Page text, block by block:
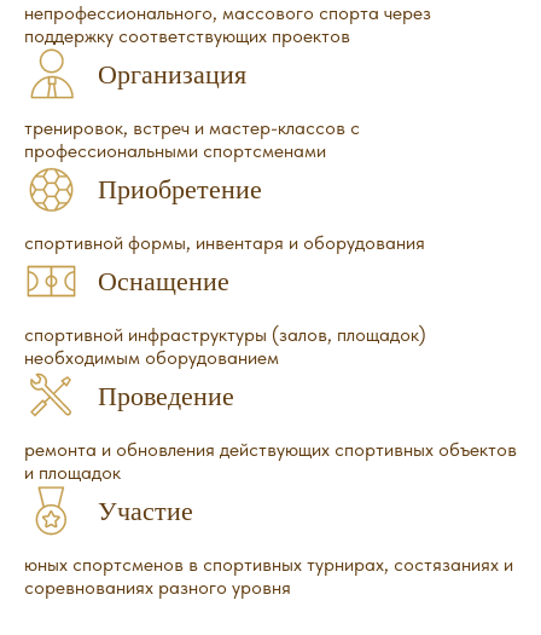
непрофессионального, массового спорта через
поддержку соответствующих проектов
Организация
тренировок, встреч и мастер-классов с
профессиональными спортсменами
Приобретение
спортивной формы, инвентаря и оборудования
Оснащение
спортивной инфраструктуры (залов, площадок)
необходимым оборудованием
Проведение
ремонта и обновления действующих спортивных объектов
и площадок
Участие
юных спортсменов в спортивных турнирах, состязаниях и
соревнованиях разного уровня
Новости фонда